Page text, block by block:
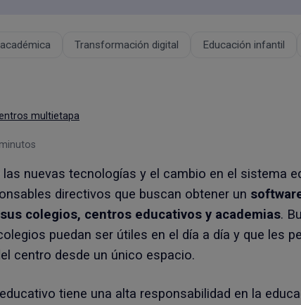
Transformación digital Educación infantil
multietapa
minutos
las nuevas tecnologías y el cambio en el sistema
directivos que buscan obtener un
colegios, centros educativos y academias.
puedan ser útiles en el día a día y que les
centro desde un único espacio.
tiene una alta responsabilidad en la